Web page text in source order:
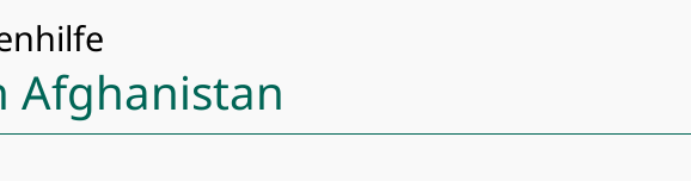
Afghanistan